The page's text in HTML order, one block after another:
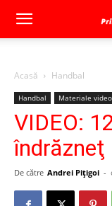
Acasă Handbal
Handbal Materiale video
VIDEO:
îndrăzneţ
De către Andrei Pițigoi -